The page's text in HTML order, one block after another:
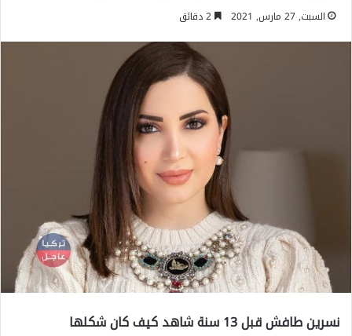
السبت, 27 مارس, 2021
نسرين طافش قبل 13 سنة شاهد كيف كان شكلها